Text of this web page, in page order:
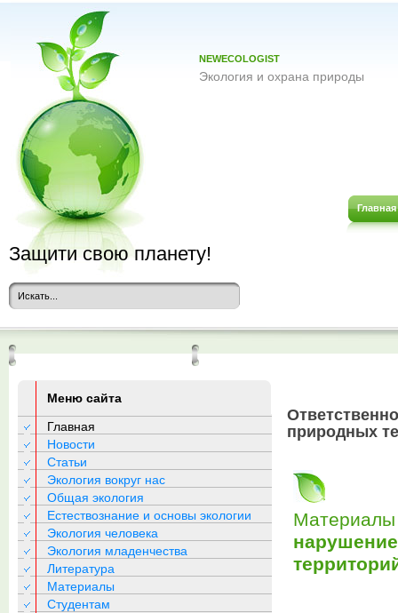
NEWECOLOGIST
Экология и охрана природы
Главная
Защити свою планету!
Меню сайта
Главная
Новости
Статьи
Экология вокруг нас
Общая экология
Естествознание и основы экологии
Экология человека
Экология младенчества
Литература
Материалы
Студентам
природных
Материалы